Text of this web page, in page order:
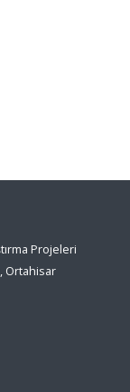
Projeleri
Ortahisar